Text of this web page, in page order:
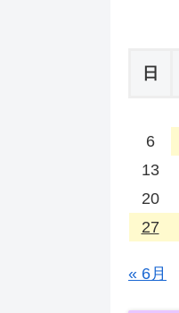
日
6
13
20
27
« 6月